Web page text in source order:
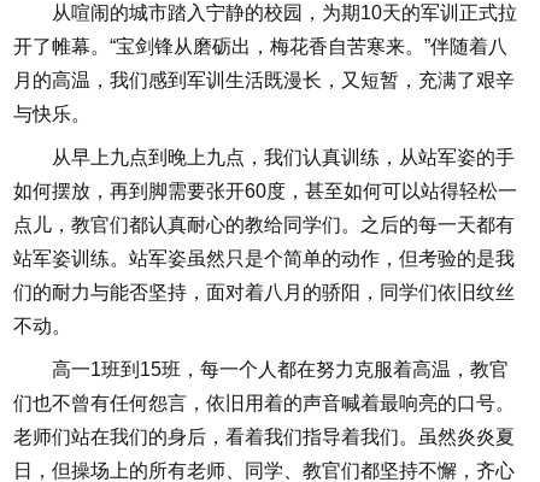
从喧闹的城市踏入宁静的校园，为期10天的军训正式拉
开了帷幕。“宝剑锋从磨砺出，梅花香自苦寒来。”伴随着八
月的高温，我们感到军训生活既漫长，又短暂，充满了艰辛
与快乐。
从早上九点到晚上九点，我们认真训练，从站军姿的手
如何摆放，再到脚需要张开60度，甚至如何可以站得轻松一
点儿，教官们都认真耐心的教给同学们。之后的每一天都有
站军姿训练。站军姿虽然只是个简单的动作，但考验的是我
们的耐力与能否坚持，面对着八月的骄阳，同学们依旧纹丝
不动。
高一1班到15班，每一个人都在努力克服着高温，教官
们也不曾有任何怨言，依旧用着的声音喊着最响亮的口号。
老师们站在我们的身后，看着我们指导着我们。虽然炎炎夏
日，但操场上的所有老师、同学、教官们都坚持不懈，齐心